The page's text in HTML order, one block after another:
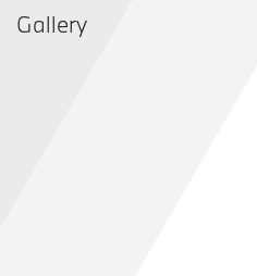
Gallery